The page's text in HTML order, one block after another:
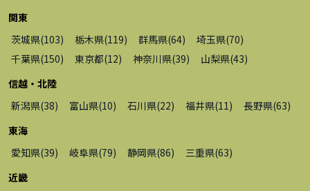
関東
茨城県(103) 栃木県(119) 群馬県(64) 埼玉県(70)
千葉県(150) 東京都(12) 神奈川県(39) 山梨県(43)
信越・北陸
新潟県(38) 富山県(10) 石川県(22) 福井県(11 ) 長野県(63)
東海
愛知県(39) 岐阜県(79) 静岡県(86) 三重県(63)
近畿